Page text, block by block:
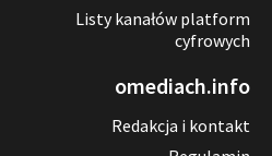
Listy kanałów platform
cyfrowych
omediach.info
Redakcja i kontakt